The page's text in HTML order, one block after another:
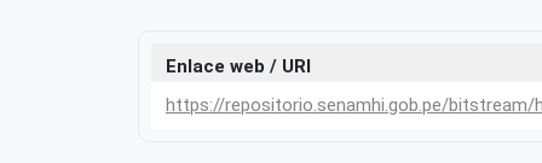
Enlace web / URI
https://repositorio.senamhi.gob.pe/bitstream/